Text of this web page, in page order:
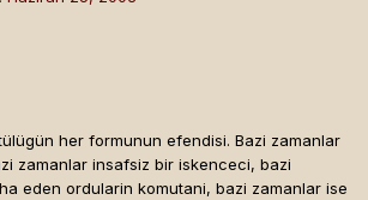
her formunun efendisi. Bazi zamanlar
zamanlar insafsiz bir iskenceci, bazi
eden ordularin komutani, bazi zamanlar ise